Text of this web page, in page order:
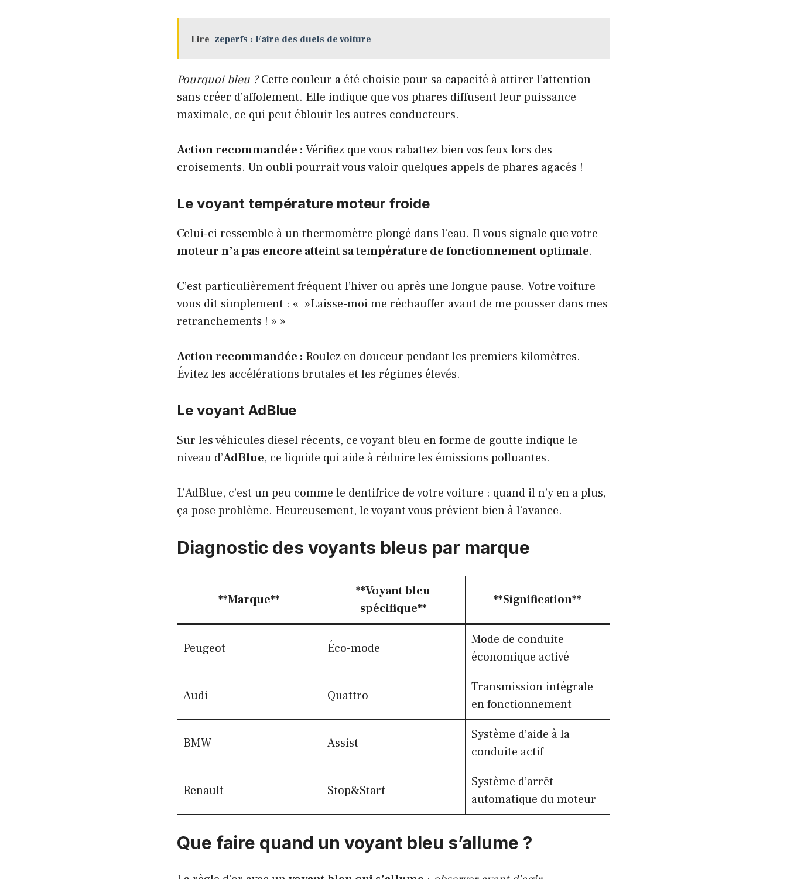
Lire zeperfs : Faire des duels de voiture
Pourquoi bleu ?Cette couleur a été choisie pour sa capacité à attirer l’attention
sans créer d’affolement. Elle indique que vos phares diffusent leur puissance
maximale, ce qui peut éblouir les autres conducteurs.
Action recommandée : Vérifiez que vous rabattez bien vos feux lors des
croisements. Un oubli pourrait vous valoir quelques appels de phares agacés !
Le voyant température moteur froide
Celui-ci ressemble à un thermomètre plongé dans l’eau. Il vous signale que votre
moteur n’a pas encore atteint sa température de fonctionnement optimale.
C’est particulièrement fréquent l’hiver ou après une longue pause. Votre voiture
vous dit simplement : « »Laisse-moi me réchauffer avant de me pousser dans mes
retranchements ! » »
Action recommandée : Roulez en douceur pendant les premiers kilomètres.
Évitez les accélérations brutales et les régimes élevés.
Le voyant AdBlue
Sur les véhicules diesel récents, ce voyant bleu en forme de goutte indique le
niveau d’AdBlue, ce liquide qui aide à réduire les émissions polluantes.
L’AdBlue, c’est un peu comme le dentifrice de votre voiture : quand il n’y en a plus,
ça pose problème. Heureusement, le voyant vous prévient bien à l’avance.
Diagnostic des voyants bleus par marque
**Marque**
**Voyant bleu
spécifique**
**Signification**
Peugeot Éco-mode
Mode de conduite
économique activé
Audi Quattro
Transmission intégrale
en fonctionnement
BMW Assist
Système d’aide à la
conduite actif
Renault Stop&Start
Système d’arrêt
automatique du moteur
Que faire quand un voyant bleu s’allume ?